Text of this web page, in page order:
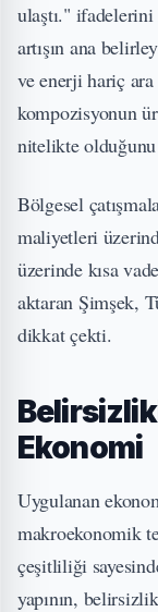
ulaştı."
artışın ana
ve enerji hariç
kompozisyonun
nitelikte olduğunu
Bölgesel
maliyetleri
üzerinde kısa
aktaran Şimşek,
dikkat çekti.
Ekonomi
Uygulanan
makroekonomik
çeşitliliği
yapının,